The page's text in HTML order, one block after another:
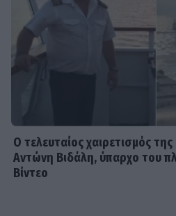
εξομολόγηση για τον Σόμμερ:
«Ανησυχώ μήπως ξεχνάει
Ο τελευταίος χαιρετισμός
Αντώνη Βιδάλη, ύπαρχο του
Βίντεο